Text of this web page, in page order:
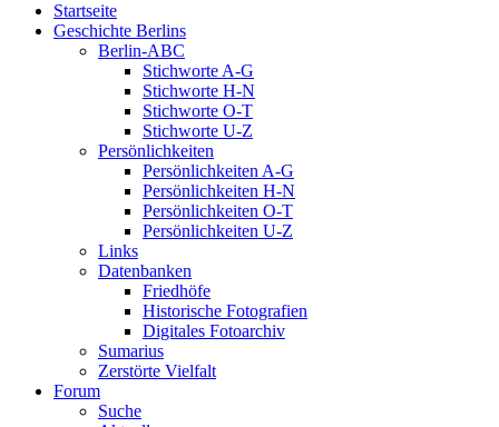
Startseite
Geschichte Berlins
Berlin-ABC
Stichworte A-G
Stichworte H-N
Stichworte O-T
Stichworte U-Z
Persönlichkeiten
Persönlichkeiten A-G
Persönlichkeiten H-N
Persönlichkeiten O-T
Persönlichkeiten U-Z
Links
Datenbanken
Friedhöfe
Historische Fotografien
Digitales Fotoarchiv
Sumarius
Zerstörte Vielfalt
Forum
Suche